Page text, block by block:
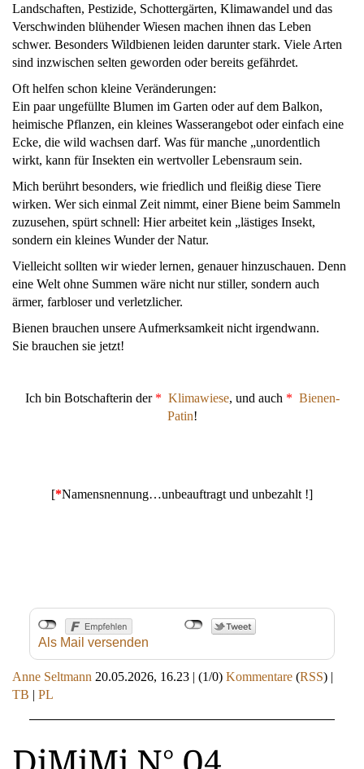
Landschaften, Pestizide, Schottergärten, Klimawandel und das
Verschwinden blühender Wiesen machen ihnen das Leben
schwer. Besonders Wildbienen leiden darunter stark. Viele Arten
sind inzwischen selten geworden oder bereits gefährdet.
Oft helfen schon kleine Veränderungen:
Ein paar ungefüllte Blumen im Garten oder auf dem Balkon,
heimische Pflanzen, ein kleines Wasserangebot oder einfach eine
Ecke, die wild wachsen darf. Was für manche „unordentlich
wirkt, kann für Insekten ein wertvoller Lebensraum sein.
Mich berührt besonders, wie friedlich und fleißig diese Tiere
wirken. Wer sich einmal Zeit nimmt, einer Biene beim Sammeln
zuzusehen, spürt schnell: Hier arbeitet kein „lästiges Insekt,
sondern ein kleines Wunder der Natur.
Vielleicht sollten wir wieder lernen, genauer hinzuschauen. Denn
eine Welt ohne Summen wäre nicht nur stiller, sondern auch
ärmer, farbloser und verletzlicher.
Bienen brauchen unsere Aufmerksamkeit nicht irgendwann.
Sie brauchen sie jetzt!
Ich bin Botschafterin der * Klimawiese, und auch * Bienen-
Patin!
[*Namensnennung…unbeauftragt und unbezahlt !]
Als Mail versenden
Anne Seltmann 20.05.2026, 16.23 | (1/0) Kommentare (RSS) |
TB | PL